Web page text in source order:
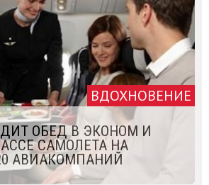
ВДОХНОВЕНИЕ
ОБЕД В ЭКОНОМ И
САМОЛЕТА НА
АВИАКОМПАНИЙ